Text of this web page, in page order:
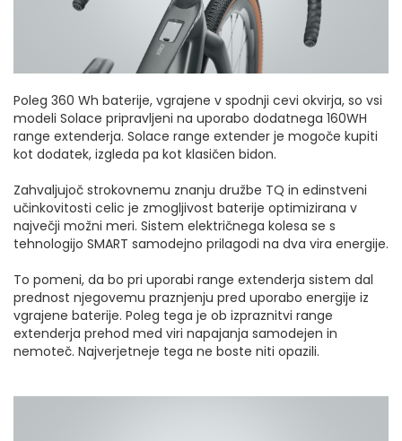
Poleg 360 Wh baterije, vgrajene v spodnji cevi okvirja, so vsi
modeli Solace pripravljeni na uporabo dodatnega 160WH
range extenderja. Solace range extender je mogoče kupiti
kot dodatek, izgleda pa kot klasičen bidon.
Zahvaljujoč strokovnemu znanju družbe TQ in edinstveni
učinkovitosti celic je zmogljivost baterije optimizirana v
največji možni meri. Sistem električnega kolesa se s
tehnologijo SMART samodejno prilagodi na dva vira energije.
To pomeni, da bo pri uporabi range extenderja sistem dal
prednost njegovemu praznjenju pred uporabo energije iz
vgrajene baterije. Poleg tega je ob izpraznitvi range
extenderja prehod med viri napajanja samodejen in
nemoteč. Najverjetneje tega ne boste niti opazili.